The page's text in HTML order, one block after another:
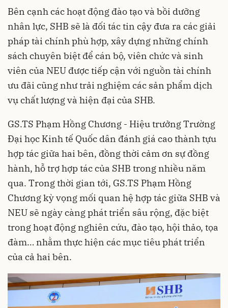
Bên cạnh các hoạt động đào tạo và bồi dưỡng
nhân lực, SHB sẽ là đối tác tin cậy đưa ra các giải
pháp tài chính phù hợp, xây dựng những chính
sách chuyên biệt để cán bộ, viên chức và sinh
viên của NEU được tiếp cận với nguồn tài chính
ưu đãi cũng như trải nghiệm các sản phẩm dịch
vụ chất lượng và hiện đại của SHB.
GS.TS Phạm Hồng Chương - Hiệu trưởng Trường
Đại học Kinh tế Quốc dân đánh giá cao thành tựu
hợp tác giữa hai bên, đồng thời cảm ơn sự đồng
hành, hỗ trợ hợp tác của SHB trong nhiều năm
qua. Trong thời gian tới, GS.TS Phạm Hồng
Chương kỳ vọng mối quan hệ hợp tác giữa SHB và
NEU sẽ ngày càng phát triển sâu rộng, đặc biệt
trong hoạt động nghiên cứu, đào tạo, hội thảo, tọa
đàm… nhằm thực hiện các mục tiêu phát triển
của cả hai bên.